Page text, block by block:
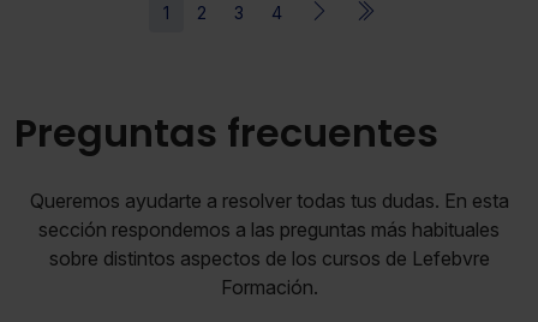
1 2 3 4
Preguntas frecuentes
Queremos ayudarte a resolver todas tus dudas. En esta
sección respondemos a las preguntas más habituales
sobre distintos aspectos de los cursos de Lefebvre
Formación.